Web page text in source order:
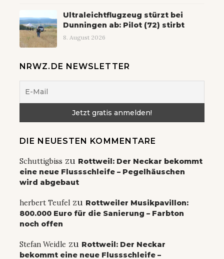
Ultraleichtflugzeug stürzt bei
Dunningen ab: Pilot (72) stirbt
8. August 2026
NRWZ.DE NEWSLETTER
DIE NEUESTEN KOMMENTARE
Schuttigbiss zu Rottweil: Der Neckar bekommt
eine neue Flussschleife – Pegelhäuschen
wird abgebaut
herbert Teufel zu Rottweiler Musikpavillon:
800.000 Euro für die Sanierung – Farbton
noch offen
Stefan Weidle zu Rottweil: Der Neckar
bekommt eine neue Flussschleife –